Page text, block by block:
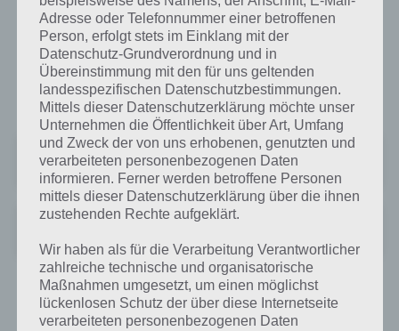
Schnäppchen App kann kostenlos heruntergeladen werden, hat ein
übersichtliches und gut bedienbares Design. Das Besondere an der
App: Man kann selber festlegen, zu welchen Kategorien man
Schnäppchen Informationen und Push Benachrichtigungen erhalten
dealbunny.de
Preis:Kostenlos
dealbunny.de Schnäppchen App
Preis: Kostenlos
MonsterDealz: Weitere Deal App
Adresse oder Telefonnummer einer betroffenen
Person, erfolgt stets im Einklang mit der
Datenschutz-Grundverordnung und in
Übereinstimmung mit den für uns geltenden
landesspezifischen Datenschutzbestimmungen.
Mittels dieser Datenschutzerklärung möchte unser
Unternehmen die Öffentlichkeit über Art, Umfang
und Zweck der von uns erhobenen, genutzten und
verarbeiteten personenbezogenen Daten
informieren. Ferner werden betroffene Personen
mittels dieser Datenschutzerklärung über die ihnen
zustehenden Rechte aufgeklärt.
Wir haben als für die Verarbeitung Verantwortlicher
zahlreiche technische und organisatorische
Maßnahmen umgesetzt, um einen möglichst
lückenlosen Schutz der über diese Internetseite
verarbeiteten personenbezogenen Daten